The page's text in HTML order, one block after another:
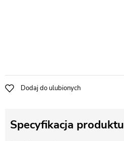
Dodaj do ulubionych
Specyfikacja produktu